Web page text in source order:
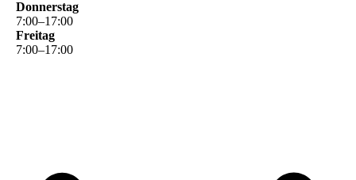
Donnerstag
7:00–17:00
Freitag
7:00–17:00